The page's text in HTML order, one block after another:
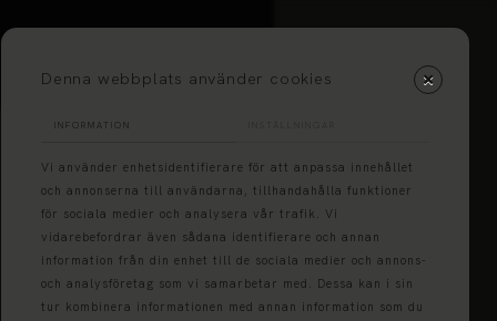
HÅLLBAR MILJÖSERVICE,
DYGNET RUNT, ÅRET OM.
Denna webbplats använder cookies
INFORMATION
Vi använder enhetsidentifierare för att anpassa innehållet
och annonserna till användarna, tillhandahålla funktioner
för sociala medier och analysera vår trafik. Vi
vidarebefordrar även sådana identifierare och annan
information från din enhet till de sociala medier och annons-
och analysföretag som vi samarbetar med. Dessa kan i sin
tur kombinera informationen med annan information som du